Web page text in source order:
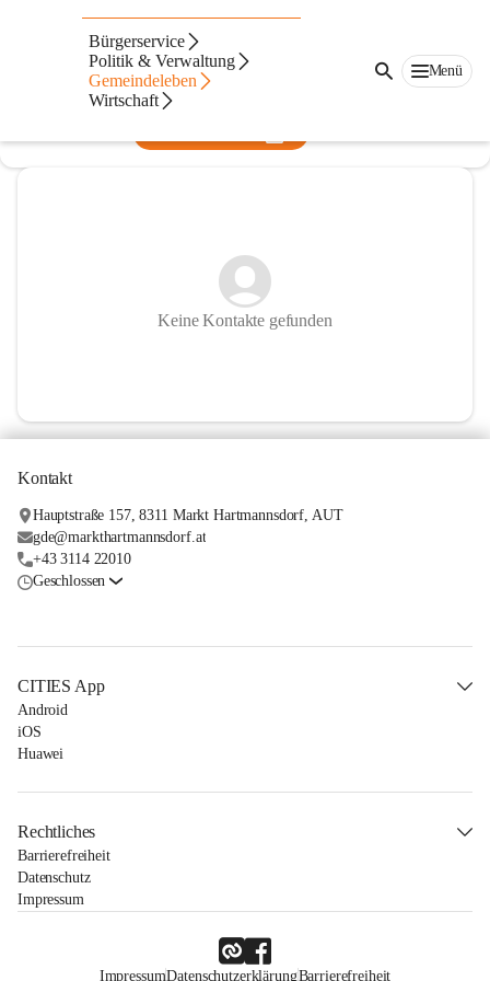
Bürgerservice
Politik & Verwaltung
Gemeindeleben
Wirtschaft
Menü
Bücherei Markt Hartmannsdorf
@bucherei-markt-hartmannsdorf
Bibliothek
Keine Kontakte gefunden
Kontakt
Hauptstraße 157, 8311 Markt Hartmannsdorf, AUT
gde@markthartmannsdorf.at
+43 3114 22010
Geschlossen
CITIES App
Android
iOS
Huawei
Rechtliches
Barrierefreiheit
Datenschutz
Impressum
ImpressumDatenschutzerklärungBarrierefreiheit